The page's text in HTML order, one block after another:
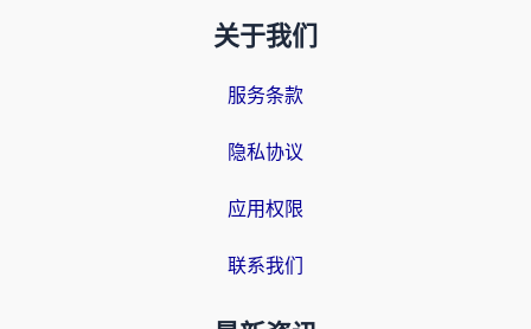
关于我们
服务条款
隐私协议
应用权限
联系我们